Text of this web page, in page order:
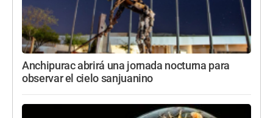
Anchipurac abrirá una jornada nocturna para
observar el cielo sanjuanino